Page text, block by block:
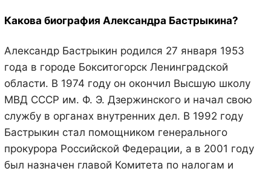
Какова биография Александра Бастрыкина?
Александр Бастрыкин родился 27 января 1953
года в городе Бокситогорск Ленинградской
области. В 1974 году он окончил Высшую школу
МВД СССР им. Ф. Э. Дзержинского и начал свою
службу в органах внутренних дел. В 1992 году
Бастрыкин стал помощником генерального
прокурора Российской Федерации, а в 2001 году
был назначен главой Комитета по налогам и